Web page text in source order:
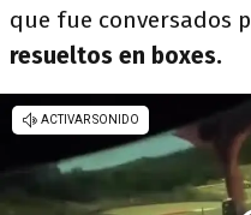
que fue conversados
resueltos en boxes.